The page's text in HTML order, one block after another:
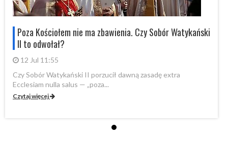
Poza Kościołem nie ma zbawienia. Czy Sobór Watykański
II to odwołał?
12 Jul 11:55
Czy Sobór Watykański II porzucił dawną zasadę extra
Ecclesiam nulla salus — „poza...
Czytaj więcej